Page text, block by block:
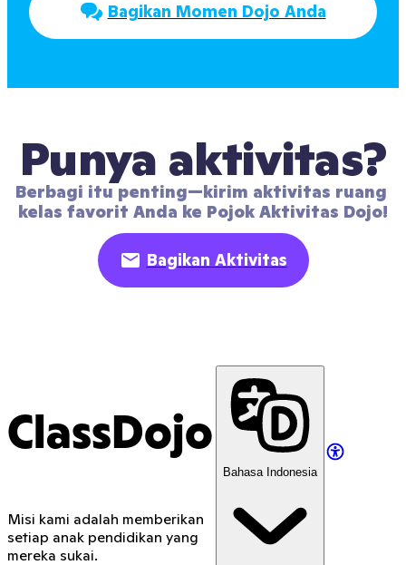
Bagikan Momen Dojo Anda
Punya aktivitas?
Berbagi itu penting—kirim aktivitas ruang
kelas favorit Anda ke Pojok Aktivitas Dojo!
Bagikan Aktivitas
ClassDojo
Misi kami adalah memberikan
setiap anak pendidikan yang
mereka sukai.
Bahasa Indonesia